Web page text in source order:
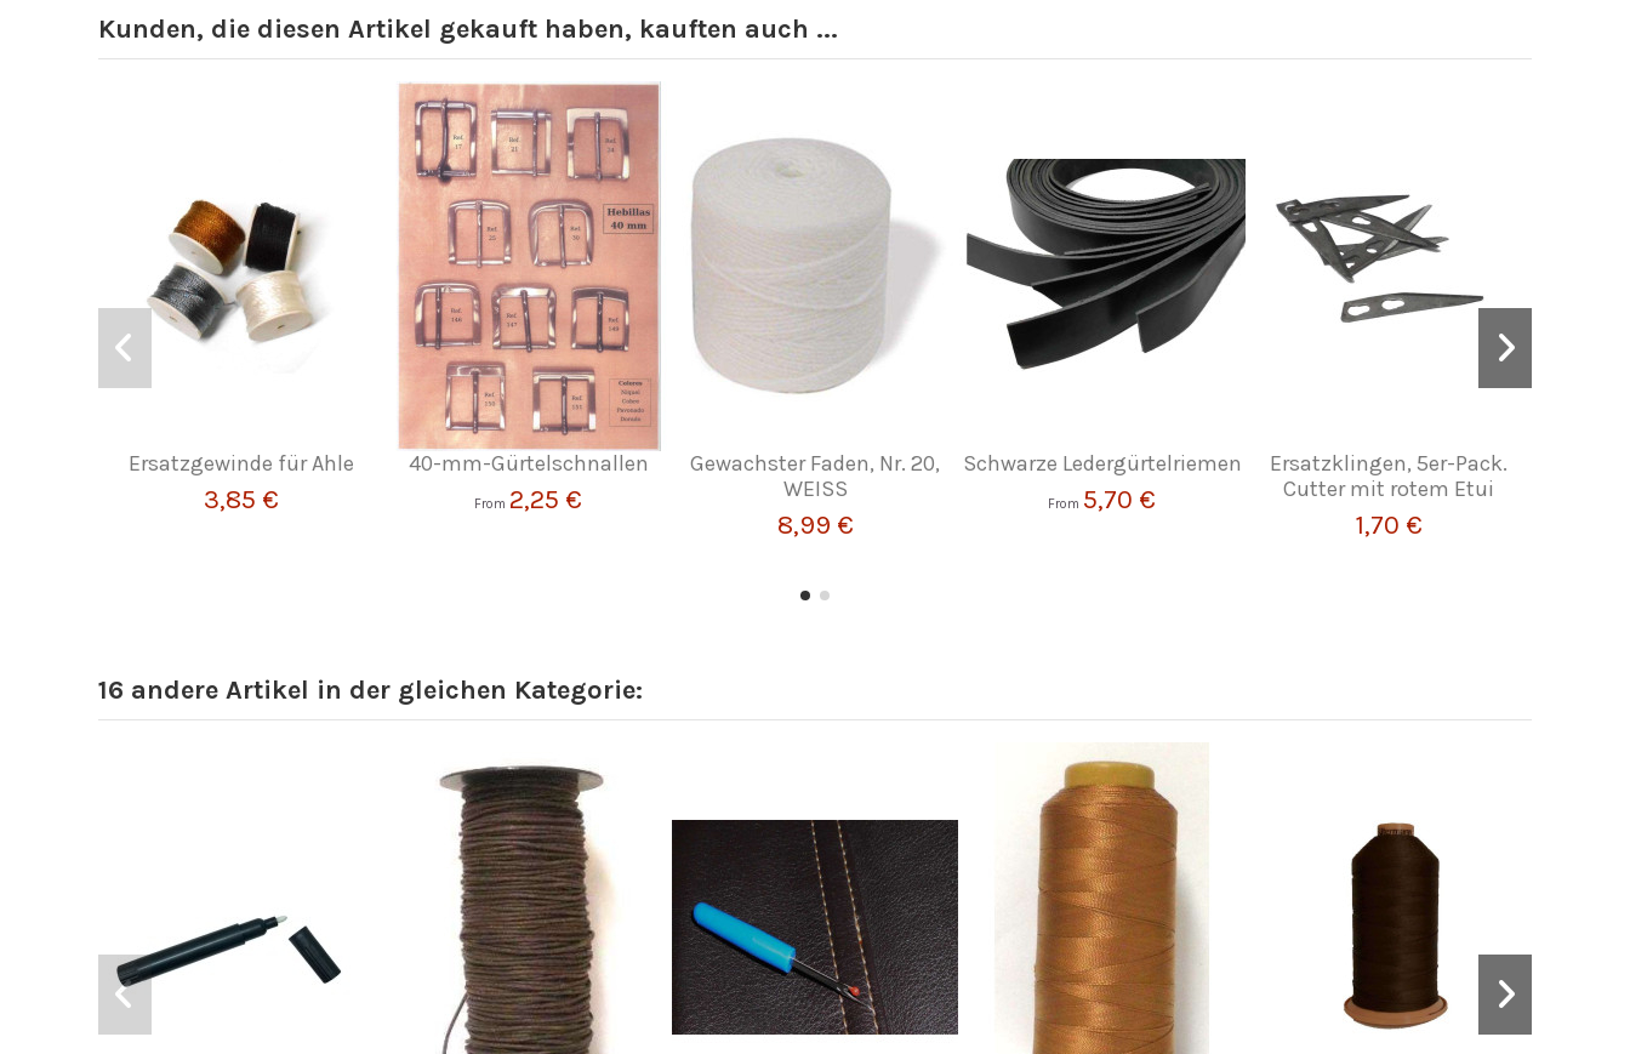
Kunden, die diesen Artikel gekauft haben, kauften auch ...
Ersatzgewinde für Ahle
3,85 €
40-mm-Gürtelschnallen
From 2,25 €
Gewachster Faden, Nr. 20,
WEISS
8,99 €
Schwarze Ledergürtelriemen
From 5,70 €
Ersatzklingen, 5er-Pack.
Cutter mit rotem Etui
1,70 €
16 andere Artikel in der gleichen Kategorie: